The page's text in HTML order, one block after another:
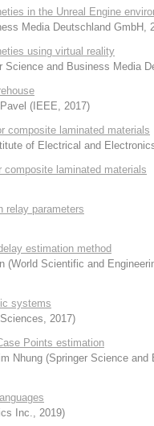
in the Unreal Engine
Media Deutschland GmbH ,
using virtual reality
Science and Business Media
( IEEE, 2017)
composite laminated materials
of Electrical and
laminated materials
relay parameters
estimation method
(World Scientific and
systems
, 2017)
Points estimation
Nhung (Springer Science and
Inc., 2019)